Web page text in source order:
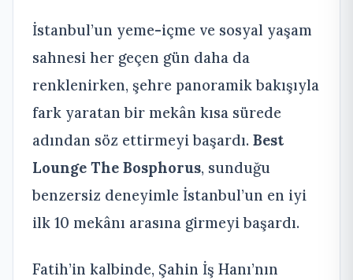
İstanbul’un yeme-içme ve sosyal yaşam
sahnesi her geçen gün daha da
renklenirken, şehre panoramik bakışıyla
fark yaratan bir mekân kısa sürede
adından söz ettirmeyi başardı. Best
Lounge The Bosphorus, sunduğu
benzersiz deneyimle İstanbul’un en iyi
ilk 10 mekânı arasına girmeyi başardı.
Fatih’in kalbinde, Şahin İş Hanı’nın